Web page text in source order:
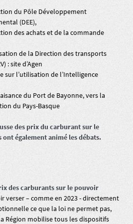
du Pôle Développement
(DEE),
des achats et de la commande
de la Direction des transports
: site d’Agen
sur l’utilisation de l’Intelligence
du Port de Bayonne, vers la
du Pays-Basque
des prix du carburant sur le
ont également animé les débats.
des carburants sur le pouvoir
verser – comme en 2023 - directement
ce que la loi ne permet pas,
Région mobilise tous les dispositifs